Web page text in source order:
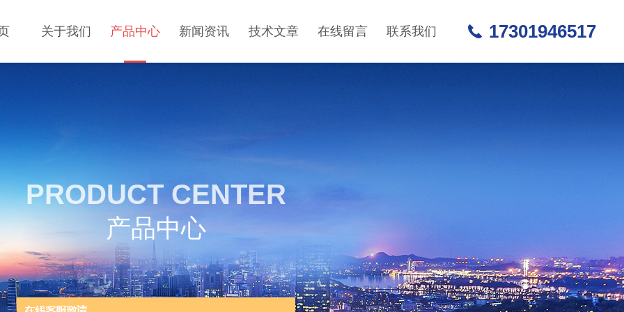
关于我们 产品中心 新闻资讯 技术文章 在线留言 联系我们 17301946517
PRODUCT CENTER
产品中心